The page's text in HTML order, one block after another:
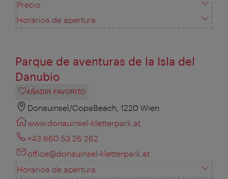
Precio
Horarios de apertura
Parque de aventuras de la Isla del
Danubio
AÑADIR FAVORITO
Donauinsel/CopaBeach, 1220 Wien
www.donauinsel-kletterpark.at
+43 660 53 26 262
office@donauinsel-kletterpark.at
Horarios de apertura